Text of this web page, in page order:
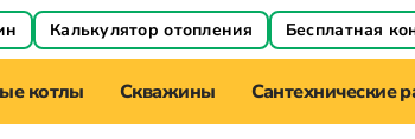
Калькулятор отопления Бесплатная
котлы Скважины Сантехнические